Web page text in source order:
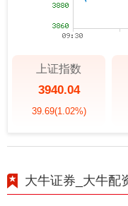
上证指数
3940.04
39.69(1.02%)
大牛证券_大牛配